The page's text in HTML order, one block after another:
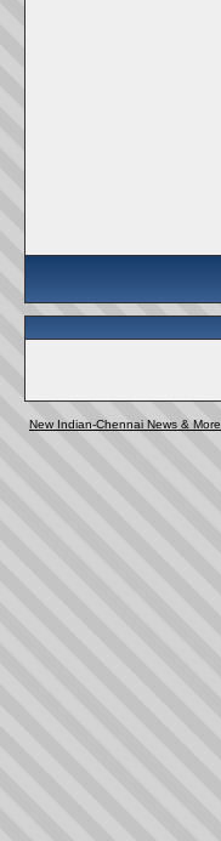
New Indian-Chennai News & More